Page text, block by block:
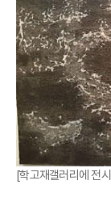
[학고재갤러리에 전